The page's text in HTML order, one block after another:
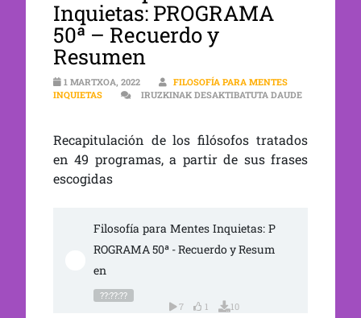
Inquietas: PROGRAMA
50ª – Recuerdo y
Resumen
1 MARTXOA, 2022
FILOSOFÍA PARA MENTES
INQUIETAS
IRUZKINAK DESAKTIBATUTA DAUDE
Recapitulación de los filósofos tratados
en 49 programas, a partir de sus frases
escogidas
Filosofía para Mentes Inquietas: P
ROGRAMA 50ª - Recuerdo y Resum
en
??:??:??
7
1 10